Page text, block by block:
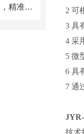
久益智能型直流高压发生器，精准高效的高压测试解决方案
2 可
3 具
4 采
5 微
6 具
7 通
技术